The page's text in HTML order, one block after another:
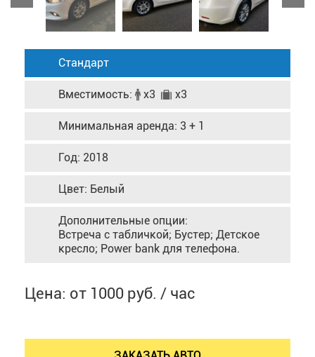
Стандарт
Вместимость: x3 x3
Минимальная аренда: 3 + 1
Год: 2018
Цвет: Белый
Дополнительные опции:
Встреча с табличкой; Бустер; Детское
кресло; Power bank для телефона.
Цена: от 1000 руб. / час